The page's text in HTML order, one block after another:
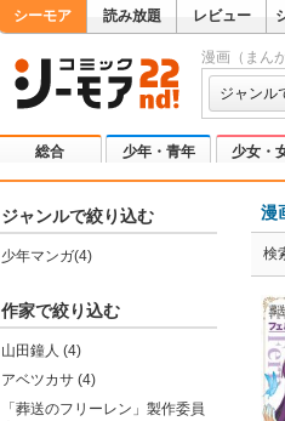
シーモア 読み放題 レビュー
漫画（まん
ジャンル
総合 少年・青年 少女・
ジャンルで絞り込む
少年マンガ(4)
作家で絞り込む
山田鐘人 (4)
アベツカサ (4)
「葬送のフリーレン」製作委員
漫
検